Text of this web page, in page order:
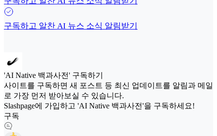
구독하고 알찬 AI 뉴스 소식 알림받기
'AI Native 백과사전' 구독하기
사이트를 구독하면 새 포스트 등 최신 업데이트를 알림과 메일
로 가장 먼저 받아보실 수 있습니다.
Slashpage에 가입하고 'AI Native 백과사전'을 구독하세요!
구독